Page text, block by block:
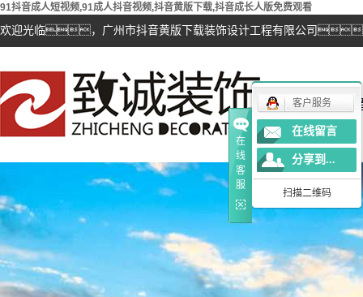
91抖音成人短视频,91成人抖音视频,抖音黄版下载,抖音成长人版免费观看
欢迎光临，广州市抖音黄版下载装饰设计工程有限公司
抖
在
线
客
服
客户服务
在线留言
分享到...
扫描二维码